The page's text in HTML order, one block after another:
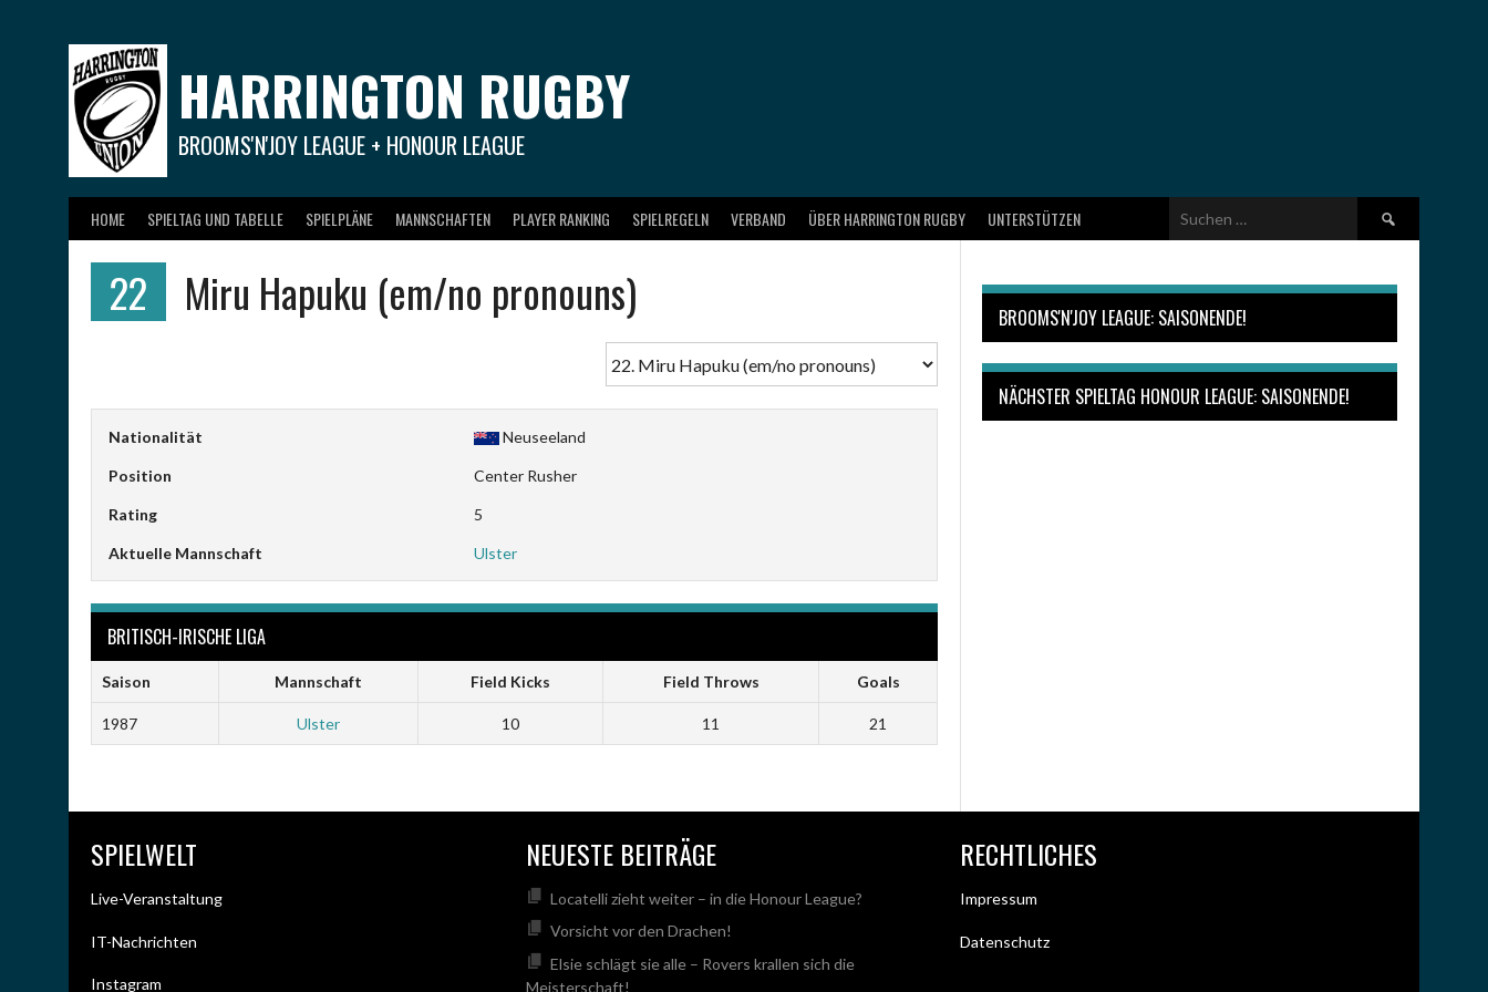
HARRINGTON RUGBY
BROOMS'N'JOY LEAGUE + HONOUR LEAGUE
HOME SPIELTAG UND TABELLE SPIELPLÄNE MANNSCHAFTEN PLAYER RANKING SPIELREGELN VERBAND ÜBER HARRINGTON RUGBY UNTERSTÜTZEN
Suchen
nach:
22 Miru Hapuku (em/no pronouns)
Nationalität Neuseeland
Position Center Rusher
Rating 5
Aktuelle Mannschaft Ulster
BRITISCH-IRISCHE LIGA
Saison Mannschaft Field Kicks Field Throws Goals
1987 Ulster 10 11 21
BROOMS'N'JOY LEAGUE: SAISONENDE!
NÄCHSTER SPIELTAG HONOUR LEAGUE: SAISONENDE!
SPIELWELT
Live-Veranstaltung
IT-Nachrichten
Instagram
NEUESTE BEITRÄGE
Locatelli zieht weiter – in die Honour League?
Vorsicht vor den Drachen!
Elsie schlägt sie alle – Rovers krallen sich die
Meisterschaft!
RECHTLICHES
Impressum
Datenschutz